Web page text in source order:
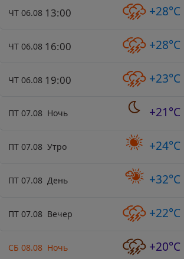
ЧТ 06.08 13:00 +28°C
ЧТ 06.08 16:00 +28°C
ЧТ 06.08 19:00 +23°C
ПТ 07.08 Ночь +21°C
ПТ 07.08 Утро +24°C
ПТ 07.08 День +32°C
ПТ 07.08 Вечер +22°C
СБ 08.08 Ночь +20°C